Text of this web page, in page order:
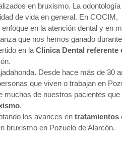
en bruxismo. La
de vida en general. En COCIM,
en la atención dental y en
que nos hemos ganado durante
en laClínica Dental referente
Desde hace más de 30
que viven o trabajan en
muchos de nuestros pacientes que
.
los avances entratamientos
bruxismo en Pozuelo de Alarcón.